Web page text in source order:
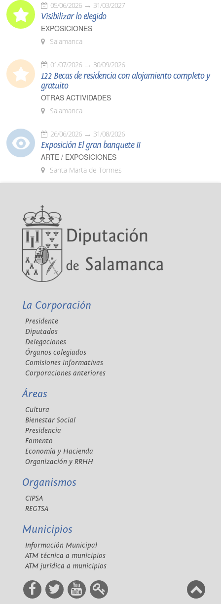
05/06/2026 31/03/2027
Visibilizar lo elegido
EXPOSICIONES
Salamanca
01/07/2026 30/09/2026
122 Becas de residencia con alojamiento completo y
gratuito
OTRAS ACTIVIDADES
Salamanca
26/06/2026 31/08/2026
Exposición El gran banquete II
ARTE / EXPOSICIONES
Santa Marta de Tormes
La Corporación
Presidente
Diputados
Delegaciones
Órganos colegiados
Comisiones informativas
Corporaciones anteriores
Áreas
Cultura
Bienestar Social
Presidencia
Fomento
Economía y Hacienda
Organización y RRHH
Organismos
CIPSA
REGTSA
Municipios
Información Municipal
ATM técnica a municipios
ATM jurídica a municipios